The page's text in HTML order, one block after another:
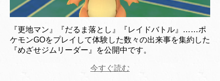
『更地マン』『だるま落とし』『レイドバトル』……ポ
ケモンGOをプレイして体験した数々の出来事を集約した
『めざせジムリーダー』を公開中です。
今すぐ読む